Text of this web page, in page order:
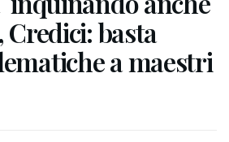
basta
a maestri